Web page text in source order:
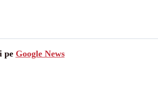
pe Google News